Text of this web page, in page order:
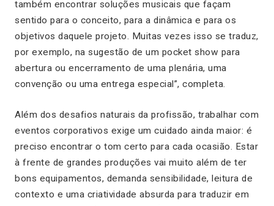
também encontrar soluções musicais que façam
sentido para o conceito, para a dinâmica e para os
objetivos daquele projeto. Muitas vezes isso se traduz,
por exemplo, na sugestão de um pocket show para
abertura ou encerramento de uma plenária, uma
convenção ou uma entrega especial”, completa.
Além dos desafios naturais da profissão, trabalhar com
eventos corporativos exige um cuidado ainda maior: é
preciso encontrar o tom certo para cada ocasião. Estar
à frente de grandes produções vai muito além de ter
bons equipamentos, demanda sensibilidade, leitura de
contexto e uma criatividade absurda para traduzir em